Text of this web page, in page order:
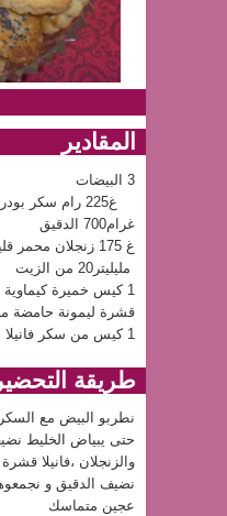
المقادير
3 البيضات
غ225 رام سكر بودرة
غرام700 الدقيق
غ 175 زنجلان محمر قليلا
مليليتر20 من الزيت
1 كيس خميرة كيماوية
قشرة ليمونة حامضة
1 كيس من سكر فانيلا
طريقة التحضير
نطربو البيض مع
حتى يبياض الخليط
والزنجلان ،فانيلا
نضيف الدقيق و
عجين متماسك